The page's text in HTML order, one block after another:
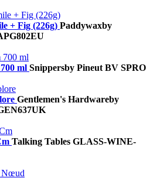
+ Fig (226g) Paddywaxby
ml Snippersby Pineut BV SPRO
Gentlemen's Hardwareby
Talking Tables GLASS-WINE-